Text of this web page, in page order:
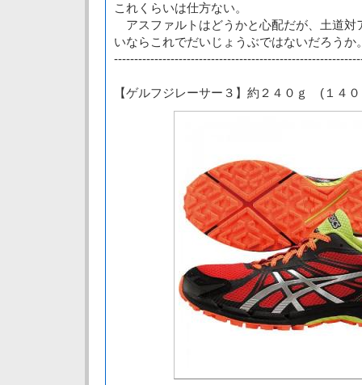
これくらいは仕方ない。
アスファルトはどうかと心配だが、土道対
いならこれでだいじょうぶではないだろうか
【ゲルフジレーサー３】約２４０ｇ (１４